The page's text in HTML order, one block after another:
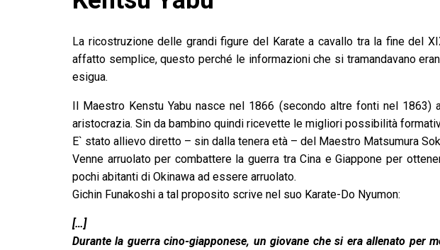
La ricostruzione delle grandi figure del Karate a cavallo tra la fine del
affatto semplice, questo perché le informazioni che si tramandavano
esigua.
Il Maestro Kenstu Yabu nasce nel 1866 (secondo altre fonti nel 1863)
aristocrazia. Sin da bambino quindi ricevette le migliori possibilità
E` stato allievo diretto – sin dalla tenera età – del Maestro Matsumura
Venne arruolato per combattere la guerra tra Cina e Giappone per
pochi abitanti di Okinawa ad essere arruolato.
Gichin Funakoshi a tal proposito scrive nel suo Karate-Do Nyumon:
[…]
Durante la guerra cino-giapponese, un giovane che si era allenato per